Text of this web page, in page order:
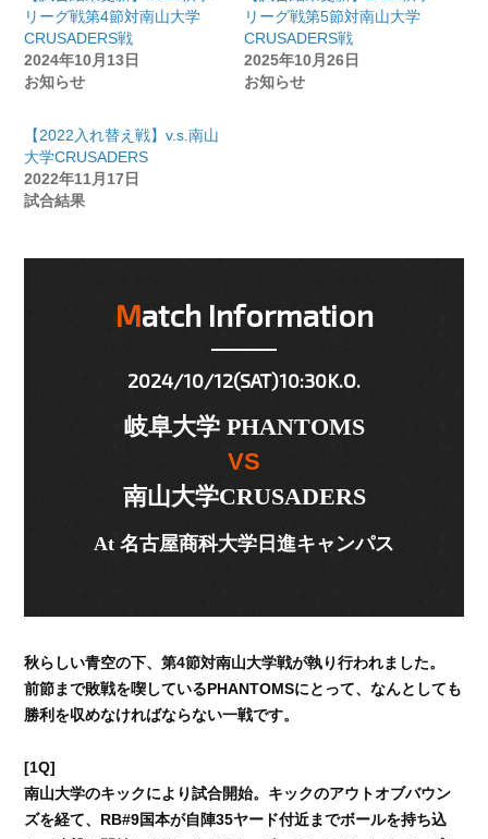
リーグ戦第4節対南山大学
CRUSADERS戦
2024年10月13日
お知らせ
リーグ戦第5節対南山大学
CRUSADERS戦
2025年10月26日
お知らせ
【2022入れ替え戦】v.s.南山
大学CRUSADERS
2022年11月17日
試合結果
Match Information
2024/10/12(SAT)10:30K.O.
岐阜大学 PHANTOMS
VS
南山大学CRUSADERS
At 名古屋商科大学日進キャンパス
秋らしい青空の下、第4節対南山大学戦が執り行われました。
前節まで敗戦を喫しているPHANTOMSにとって、なんとしても
勝利を収めなければならない一戦です。
[1Q]
南山大学のキックにより試合開始。キックのアウトオブバウン
ズを経て、RB#9国本が自陣35ヤード付近までボールを持ち込